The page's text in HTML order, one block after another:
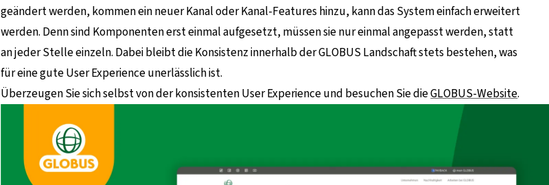
geändert werden, kommen ein neuer Kanal oder Kanal-Features hinzu, kann das System einfach erweitert
werden. Denn sind Komponenten erst einmal aufgesetzt, müssen sie nur einmal angepasst werden, statt
an jeder Stelle einzeln. Dabei bleibt die Konsistenz innerhalb der GLOBUS Landschaft stets bestehen, was
für eine gute User Experience unerlässlich ist.
Überzeugen Sie sich selbst von der konsistenten User Experience und besuchen Sie dieGLOBUS-Website.